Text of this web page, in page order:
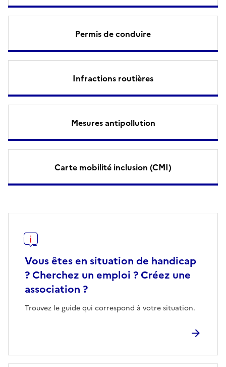
Permis de conduire
Infractions routières
Mesures antipollution
Carte mobilité inclusion (CMI)
Vous êtes en situation de handicap
? Cherchez un emploi ? Créez une
association ?
Trouvez le guide qui correspond à votre situation.